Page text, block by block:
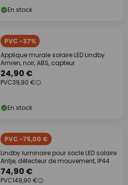
En stock
PVC -37%
Applique murale solaire LED Lindby
Amren, noir, ABS, capteur
24,90 €
PVC39,90 €
En stock
PVC -75,00 €
Lindby luminaire pour socle LED solaire
Antje, détecteur de mouvement, IP44
74,90 €
PVC149,90 €